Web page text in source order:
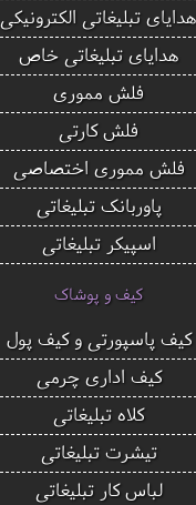
هدایای تبلیغاتی الکترونیکی
هدایای تبلیغاتی خاص
فلش مموری
فلش کارتی
فلش مموری اختصاصی
پاوربانک تبلیغاتی
اسپیکر تبلیغاتی
کیف و پوشاک
کیف پاسپورتی و کیف پول
کیف اداری چرمی
کلاه تبلیغاتی
تیشرت تبلیغاتی
لباس کار تبلیغاتی